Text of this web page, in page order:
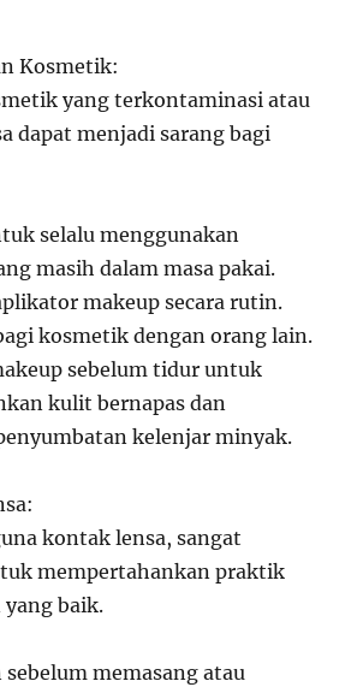
Kosmetik:
yang terkontaminasi atau
dapat menjadi sarang bagi
selalu menggunakan
masih dalam masa pakai.
makeup secara rutin.
kosmetik dengan orang lain.
sebelum tidur untuk
kulit bernapas dan
kelenjar minyak.
kontak lensa, sangat
mempertahankan praktik
baik.
sebelum memasang atau